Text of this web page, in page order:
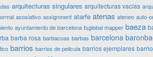
arquitecturas singulares arquitecturas vacías
asosiativo assignment atarfe atenas ateneo auto-
ayuntamiento de barcelona b¡global mapper baeza
barba rosa barbacoas barbas barcelona
barrios barrios de pelicula barrios ejemplares